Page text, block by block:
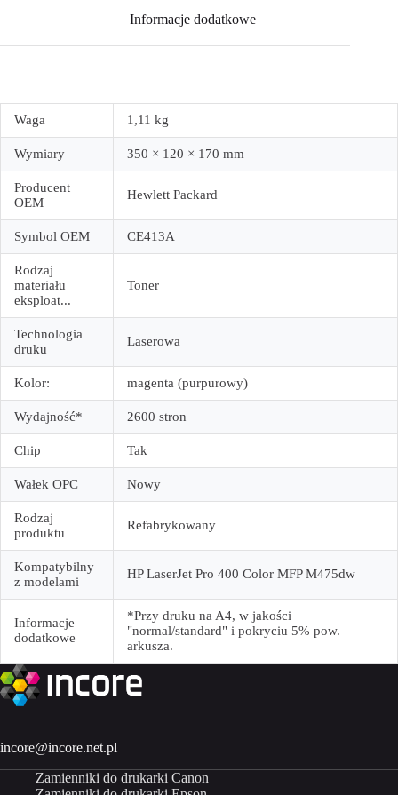
Informacje dodatkowe
Waga 1,11 kg
Wymiary 350 × 120 × 170 mm
Producent
OEM
Hewlett Packard
Symbol OEM CE413A
Rodzaj
materiału
eksploat...
Toner
Technologia
druku
Laserowa
Kolor: magenta (purpurowy)
Wydajność* 2600 stron
Chip Tak
Wałek OPC Nowy
Rodzaj
produktu
Refabrykowany
Kompatybilny
z modelami
HP LaserJet Pro 400 Color MFP M475dw
Informacje
dodatkowe
*Przy druku na A4, w jakości
"normal/standard" i pokryciu 5% pow.
arkusza.
incore@incore.net.pl
Zamienniki do drukarki Canon